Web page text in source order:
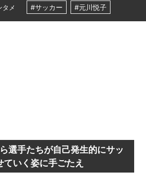
タメ #サッカー #元川悦子
選手たちが自己発生的にサッ
ていく姿に手ごたえ